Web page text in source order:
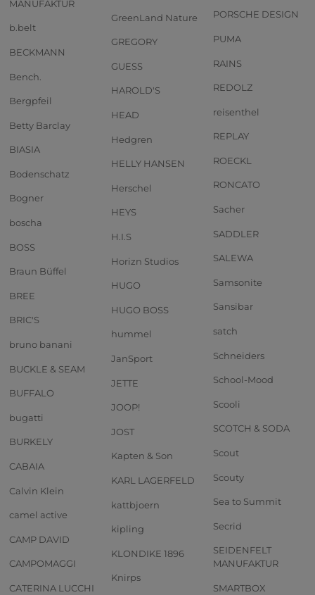
MANUFAKTUR
b.belt
BECKMANN
Bench.
Bergpfeil
Betty Barclay
BIASIA
Bodenschatz
Bogner
boscha
BOSS
Braun Büffel
BREE
BRIC'S
bruno banani
BUCKLE & SEAM
BUFFALO
bugatti
BURKELY
CABAIA
Calvin Klein
camel active
CAMP DAVID
CAMPOMAGGI
CATERINA LUCCHI
GreenLand Nature
GREGORY
GUESS
HAROLD'S
HEAD
Hedgren
HELLY HANSEN
Herschel
HEYS
H.I.S
Horizn Studios
HUGO
HUGO BOSS
hummel
JanSport
JETTE
JOOP!
JOST
Kapten & Son
KARL LAGERFELD
kattbjoern
kipling
KLONDIKE 1896
Knirps
PORSCHE DESIGN
PUMA
RAINS
REDOLZ
reisenthel
REPLAY
ROECKL
RONCATO
Sacher
SADDLER
SALEWA
Samsonite
Sansibar
satch
Schneiders
School-Mood
Scooli
SCOTCH & SODA
Scout
Scouty
Sea to Summit
Secrid
SEIDENFELT
MANUFAKTUR
SMARTBOX